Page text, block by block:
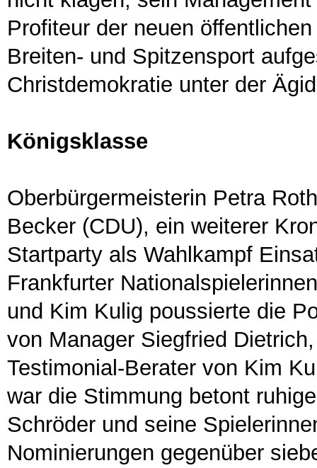
Profiteur der neuen
Breiten- und Spitzensport
Christdemokratie unter der
Königsklasse
Oberbürgermeisterin Petra
Becker (CDU), ein weiterer
Startparty als Wahlkampf
Frankfurter
und Kim Kulig poussierte die
von Manager Siegfried
Testimonial-Berater von Kim
war die Stimmung betont
Schröder und seine
Nominierungen gegenüber